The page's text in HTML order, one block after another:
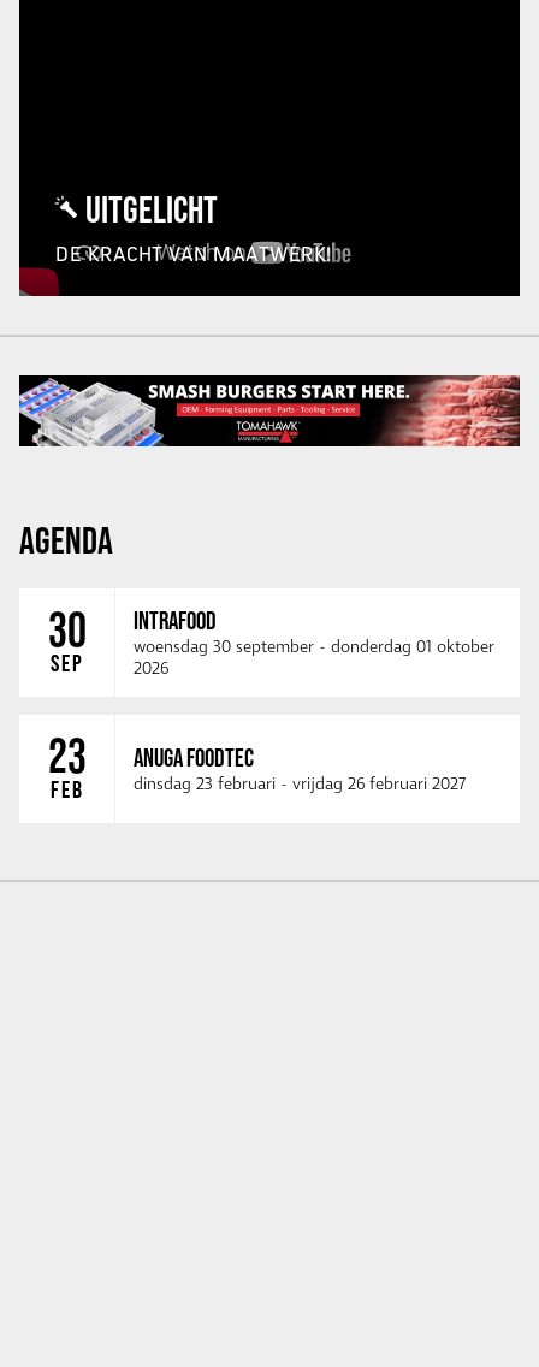
UITGELICHT
DE KRACHT VAN MAATWERK!
AGENDA
30
SEP
INTRAFOOD
woensdag 30 september - donderdag 01 oktober
2026
23
FEB
ANUGA FOODTEC
dinsdag 23 februari - vrijdag 26 februari 2027